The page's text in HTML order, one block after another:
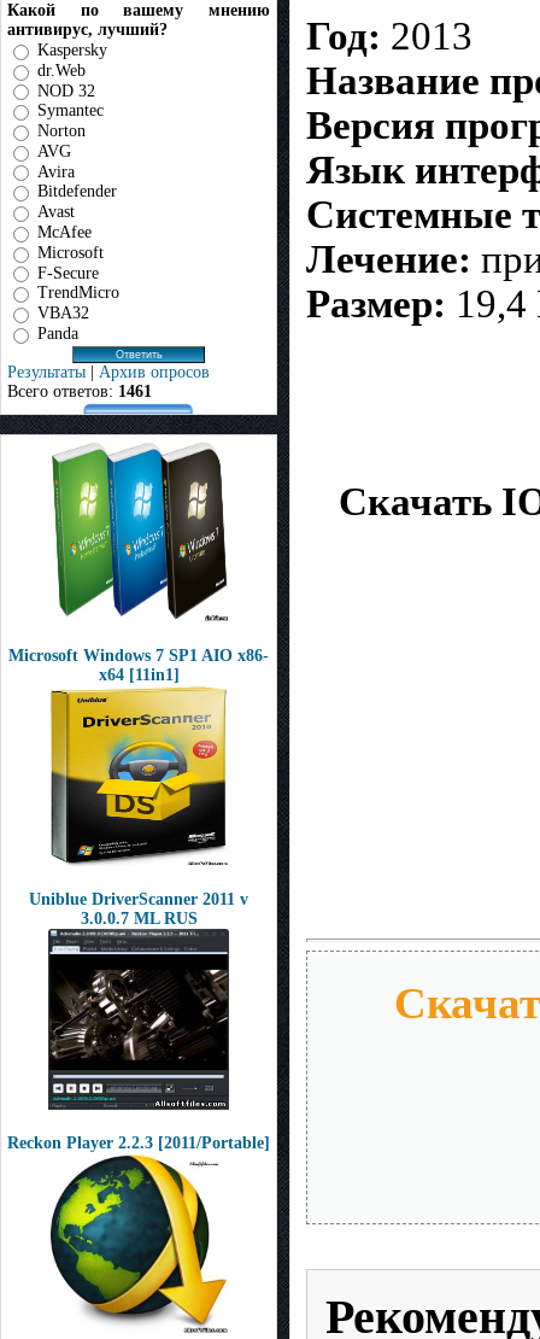
Какой по вашему мнению
антивирус, лучший?
Kaspersky
dr.Web
NOD 32
Symantec
Norton
AVG
Avira
Bitdefender
Avast
McAfee
Microsoft
F-Secure
TrendMicro
VBA32
Panda
Результаты | Архив опросов
Всего ответов: 1461
Microsoft Windows 7 SP1 AIO x86-
x64 [11in1]
Uniblue DriverScanner 2011 v
3.0.0.7 ML RUS
Reckon Player 2.2.3 [2011/Portable]
Год: 2013
Название
Версия
Язык
Системные
Лечение:
Размер: 19,4
Скачать